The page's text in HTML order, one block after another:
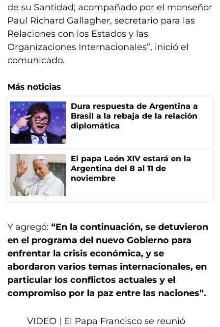
de su Santidad; acompañado por el monseñor
Paul Richard Gallagher, secretario para las
Relaciones con los Estados y las
Organizaciones Internacionales”, inició el
comunicado.
Más noticias
Dura respuesta de Argentina a
Brasil a la rebaja de la relación
diplomática
El papa León XIV estará en la
Argentina del 8 al 11 de
noviembre
Y agregó: “En la continuación, se detuvieron
en el programa del nuevo Gobierno para
enfrentar la crisis económica, y se
abordaron varios temas internacionales, en
particular los conflictos actuales y el
compromiso por la paz entre las naciones”.
VIDEO | El Papa Francisco se reunió